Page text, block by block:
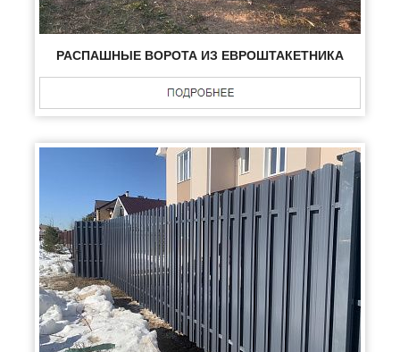
РАСПАШНЫЕ ВОРОТА ИЗ ЕВРОШТАКЕТНИКА